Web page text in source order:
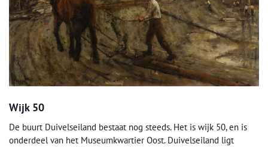
Wijk 50
De buurt Duivelseiland bestaat nog steeds. Het is wijk 50, en is
onderdeel van het Museumkwartier Oost. Duivelseiland ligt